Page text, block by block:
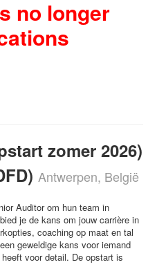
no longer
zomer 2026)
Antwerpen, België
Auditor om hun team in
je de kans om jouw carrière in
coaching op maat en tal
geweldige kans voor iemand
voor detail. De opstart is